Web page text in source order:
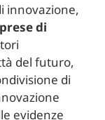
innovazione,
di
del futuro,
di
evidenze